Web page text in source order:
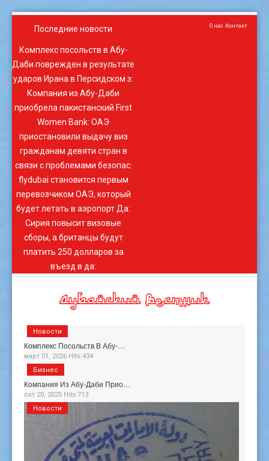
Последние новости
Комплекс посольств в Абу-
Даби поврежден в результате
ударов Ирана в Персидском з:
Компания из Абу-Даби
приобрела пакистанский First
Women Bank: ОАЭ
приостановили выдачу виз
гражданам девяти стран в
связи с проблемами безопас:
flydubai становится первым
перевозчиком ОАЭ, который
будет летать в аэропорт Да:
Сирия повысит визовые
сборы, а британцы будут
платить 250 долларов за
въезд в да:
О нас Контакт
Комплекс Посольств В Абу-…
март 01, 2026 Hits:434
Новости
Компания Из Абу-Даби Прио…
окт 20, 2025 Hits:713
Бизнес
Новости